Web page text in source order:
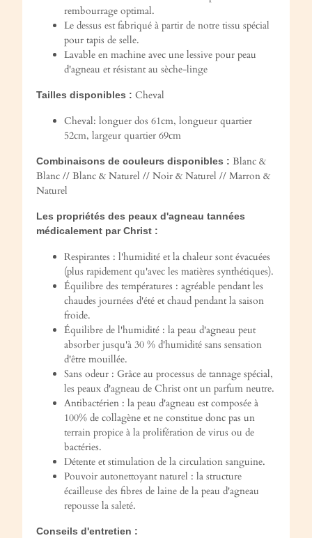
rembourrage optimal.
Le dessus est fabriqué à partir de notre tissu spécial
pour tapis de selle.
Lavable en machine avec une lessive pour peau
d'agneau et résistant au sèche-linge
Tailles disponibles : Cheval
Cheval: longuer dos 61cm, longueur quartier
52cm, largeur quartier 69cm
Combinaisons de couleurs disponibles : Blanc &
Blanc // Blanc & Naturel // Noir & Naturel // Marron &
Naturel
Les propriétés des peaux d'agneau tannées
médicalement par Christ :
Respirantes : l'humidité et la chaleur sont évacuées
(plus rapidement qu'avec les matières synthétiques).
Équilibre des températures : agréable pendant les
chaudes journées d'été et chaud pendant la saison
froide.
Équilibre de l'humidité : la peau d'agneau peut
absorber jusqu'à 30 % d'humidité sans sensation
d'être mouillée.
Sans odeur : Grâce au processus de tannage spécial,
les peaux d'agneau de Christ ont un parfum neutre.
Antibactérien : la peau d'agneau est composée à
100% de collagène et ne constitue donc pas un
terrain propice à la prolifération de virus ou de
bactéries.
Détente et stimulation de la circulation sanguine.
Pouvoir autonettoyant naturel : la structure
écailleuse des fibres de laine de la peau d'agneau
repousse la saleté.
Conseils d'entretien :